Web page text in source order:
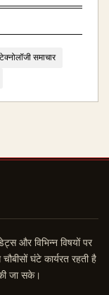
टेक्नोलॉजी समाचार
और विभिन्न विषयों पर
घंटे कार्यरत रहती है
जा सके।